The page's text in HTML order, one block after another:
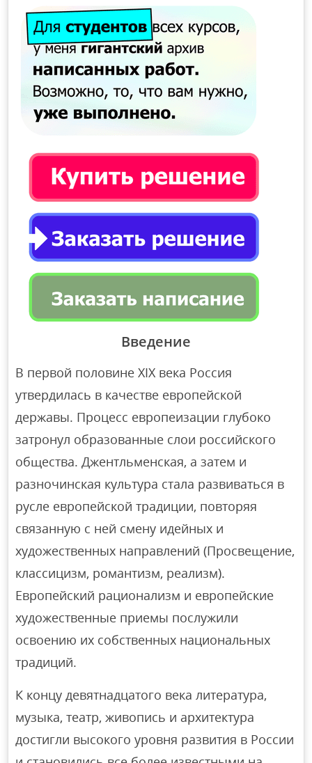
Введение
В первой половине XIX века Россия
утвердилась в качестве европейской
державы. Процесс европеизации глубоко
затронул образованные слои российского
общества. Джентльменская, а затем и
разночинская культура стала развиваться в
русле европейской традиции, повторяя
связанную с ней смену идейных и
художественных направлений (Просвещение,
классицизм, романтизм, реализм).
Европейский рационализм и европейские
художественные приемы послужили
освоению их собственных национальных
традиций.
К концу девятнадцатого века литература,
музыка, театр, живопись и архитектура
достигли высокого уровня развития в России